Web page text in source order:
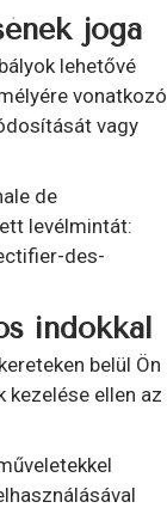
joga
lehetővé
vonatkozó
vagy
de
levélmintát:
des-
indokkal
belül Ön
ellen az